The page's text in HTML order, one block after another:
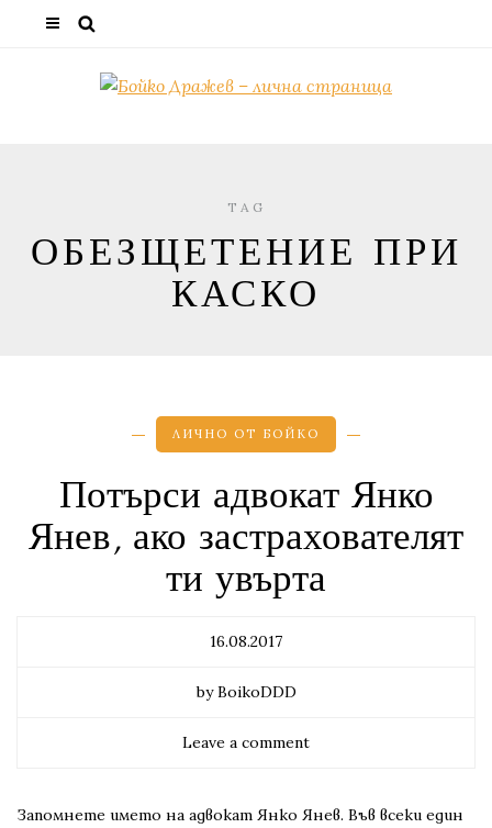
TAG
ОБЕЗЩЕТЕНИЕ ПРИ
КАСКО
ЛИЧНО ОТ БОЙКО
Потърси адвокат Янко
Янев, ако застрахователят
ти увърта
16.08.2017
by BoikoDDD
Leave a comment
Запомнете името на адвокат Янко Янев. Във всеки един